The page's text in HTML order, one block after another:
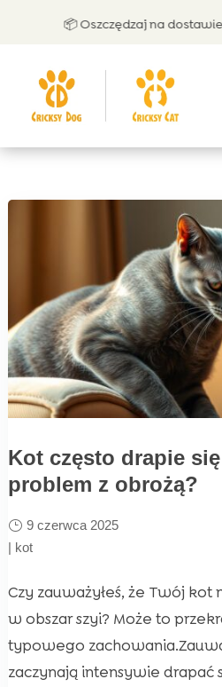
📦 Oszczędzaj na dostawie
Kot często drapie
problem z obrożą?
9 czerwca 2025
| kot
Czy zauważyłeś, że Twój
w obszar szyi? Może to
typowego
zaczynają intensywie drapać